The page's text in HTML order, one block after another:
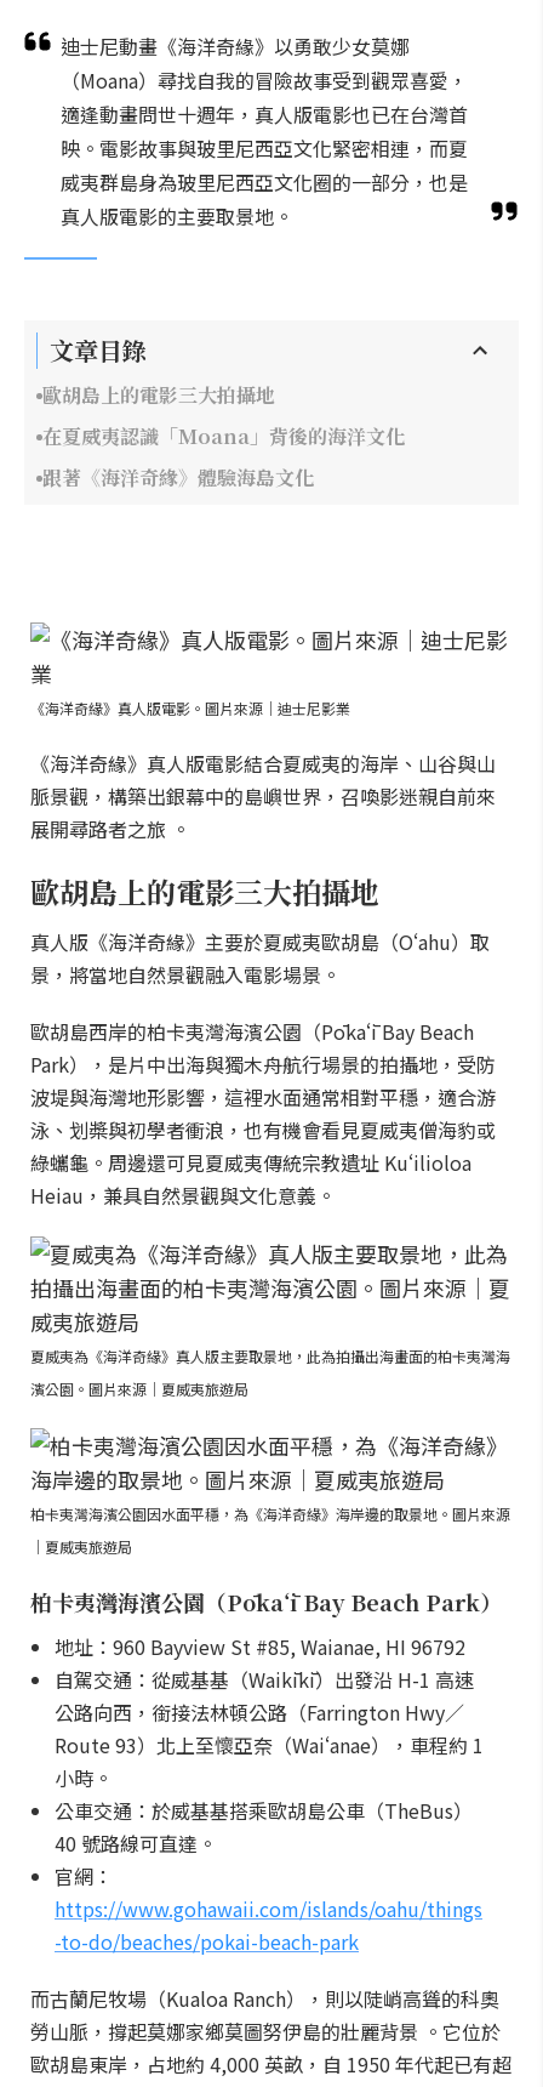
迪士尼動畫《海洋奇緣》以勇敢少女莫娜
（Moana）尋找自我的冒險故事受到觀眾喜愛，
適逢動畫問世十週年，真人版電影也已在台灣首
映。電影故事與玻里尼西亞文化緊密相連，而夏
威夷群島身為玻里尼西亞文化圈的一部分，也是
真人版電影的主要取景地。
文章目錄
歐胡島上的電影三大拍攝地
在夏威夷認識「Moana」背後的海洋文化
跟著《海洋奇緣》體驗海島文化
《海洋奇緣》真人版電影。圖片來源｜迪士尼影業
《海洋奇緣》真人版電影結合夏威夷的海岸、山谷與山
脈景觀，構築出銀幕中的島嶼世界，召喚影迷親自前來
展開尋路者之旅 。
歐胡島上的電影三大拍攝地
真人版《海洋奇緣》主要於夏威夷歐胡島（Oʻahu）取
景，將當地自然景觀融入電影場景。
歐胡島西岸的柏卡夷灣海濱公園（Pōkaʻī Bay Beach
Park），是片中出海與獨木舟航行場景的拍攝地，受防
波堤與海灣地形影響，這裡水面通常相對平穩，適合游
泳、划槳與初學者衝浪，也有機會看見夏威夷僧海豹或
綠蠵龜。周邊還可見夏威夷傳統宗教遺址 Kuʻilioloa
Heiau，兼具自然景觀與文化意義。
夏威夷為《海洋奇緣》真人版主要取景地，此為拍攝出海畫面的柏卡夷灣海
濱公園。圖片來源｜夏威夷旅遊局
柏卡夷灣海濱公園因水面平穩，為《海洋奇緣》海岸邊的取景地。圖片來源
｜夏威夷旅遊局
柏卡夷灣海濱公園（Pōkaʻī Bay Beach Park）
地址：960 Bayview St #85, Waianae, HI 96792
自駕交通：從威基基（Waikīkī）出發沿 H-1 高速
公路向西，銜接法林頓公路（Farrington Hwy／
Route 93）北上至懷亞奈（Waiʻanae），車程約 1
小時。
公車交通：於威基基搭乘歐胡島公車（TheBus）
40 號路線可直達。
官網：
https://www.gohawaii.com/islands/oahu/things
-to-do/beaches/pokai-beach-park
而古蘭尼牧場（Kualoa Ranch），則以陡峭高聳的科奧
勞山脈，撐起莫娜家鄉莫圖努伊島的壯麗背景 。它位於
歐胡島東岸，占地約 4,000 英畝，自 1950 年代起已有超